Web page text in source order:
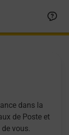
dans la
de Poste et
vous.